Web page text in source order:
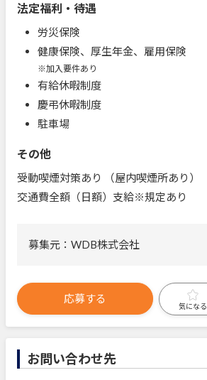
法定福利・待遇
労災保険
健康保険、厚生年金、雇用保険
※加入要件あり
有給休暇制度
慶弔休暇制度
駐車場
その他
受動喫煙対策あり （屋内喫煙所あり）
交通費全額（日額）支給※規定あり
募集元：WDB株式会社
応募する
気になる
お問い合わせ先